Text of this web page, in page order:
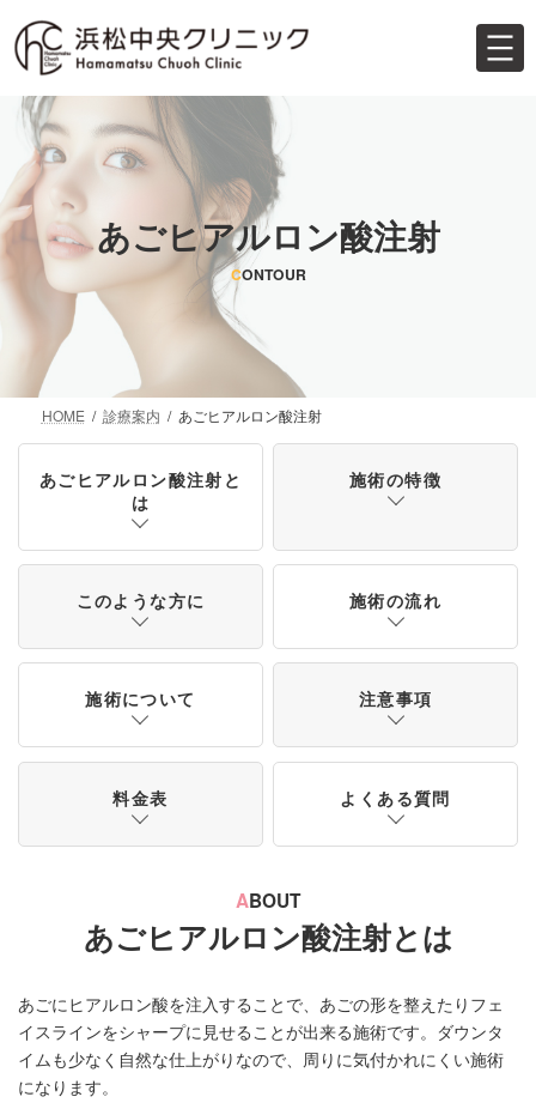
ン
テ
キ
ッ
プ
ビ
ゲ
に
移
動
あごヒアルロン酸注射
CONTOUR
HOME 診療案内 あごヒアルロン酸注射
あごヒアルロン酸注射と
は
施術の特徴
このような方に 施術の流れ
施術について 注意事項
料金表 よくある質問
ABOUT
あごヒアルロン酸注射とは
あごにヒアルロン酸を注入することで、あごの形を整えたりフェ
イスラインをシャープに見せることが出来る施術です。ダウンタ
イムも少なく自然な仕上がりなので、周りに気付かれにくい施術
になります。